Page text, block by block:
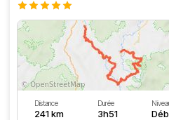
Distance
241 km
Durée
3h51